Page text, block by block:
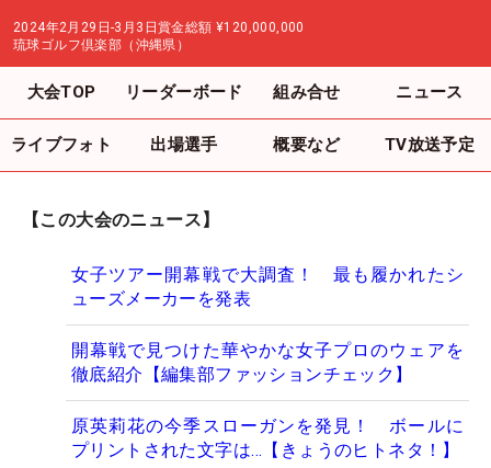
2024年2月29日-3月3日賞金総額 ¥120,000,000
琉球ゴルフ倶楽部（沖縄県）
大会TOP リーダーボード 組み合せ ニュース
ライブフォト 出場選手 概要など TV放送予定
【この大会のニュース】
女子ツアー開幕戦で大調査！ 最も履かれたシ
ューズメーカーを発表
開幕戦で見つけた華やかな女子プロのウェアを
徹底紹介【編集部ファッションチェック】
原英莉花の今季スローガンを発見！ ボールに
プリントされた文字は…【きょうのヒトネタ！】